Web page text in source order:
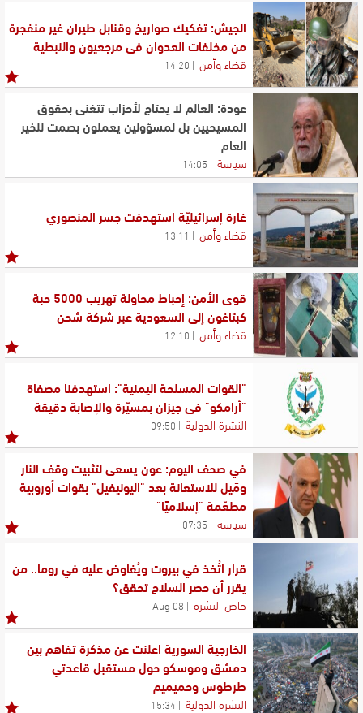
الجيش: تفكيك صواريخ وقنابل طيران غير منفجرة
من مخلفات العدوان في مرجعيون والنبطية
قضاء وأمن 14:20
عودة: العالم لا يحتاج لأحزاب تتغنى بحقوق
المسيحيين بل لمسؤولين يعملون بصمت للخير
العام
سياسة 14:05
غارة إسرائيليّة استهدفت جسر المنصوري
قضاء وأمن 13:11
قوى الأمن: إحباط محاولة تهريب 5000 حبة
كبتاغون إلى السعودية عبر شركة شحن
قضاء وأمن 12:10
"القوات المسلحة اليمنية": استهدفنا مصفاة
"أرامكو" في جيزان بمسيّرة والإصابة دقيقة
النشرة الدولية 09:50
في صحف اليوم: عون يسعى لتثبيت وقف النار
ومَيل للاستعانة بعد "اليونيفيل" بقوات أوروبية
مطعّمة "إسلاميًا"
سياسة 07:35
قرار اتُخذ في بيروت ويُفاوض عليه في روما.. من
يقرر أن حصر السلاح تحقق؟
خاص النشرة 08 Aug
الخارجية السورية اعلنت عن مذكرة تفاهم بين
دمشق وموسكو حول مستقبل قاعدتي
طرطوس وحميميم
النشرة الدولية 15:34